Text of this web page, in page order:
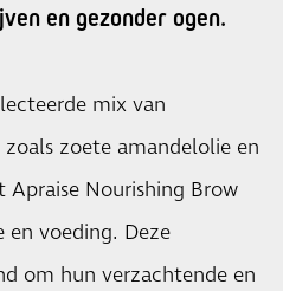
en gezonder ogen.
mix van
zoete amandelolie en
Nourishing Brow
voeding. Deze
om hun verzachtende en